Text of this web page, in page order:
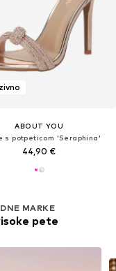
ABOUT YOU
s potpeticom 'Seraphina'
44,90 €
MARKE
pete